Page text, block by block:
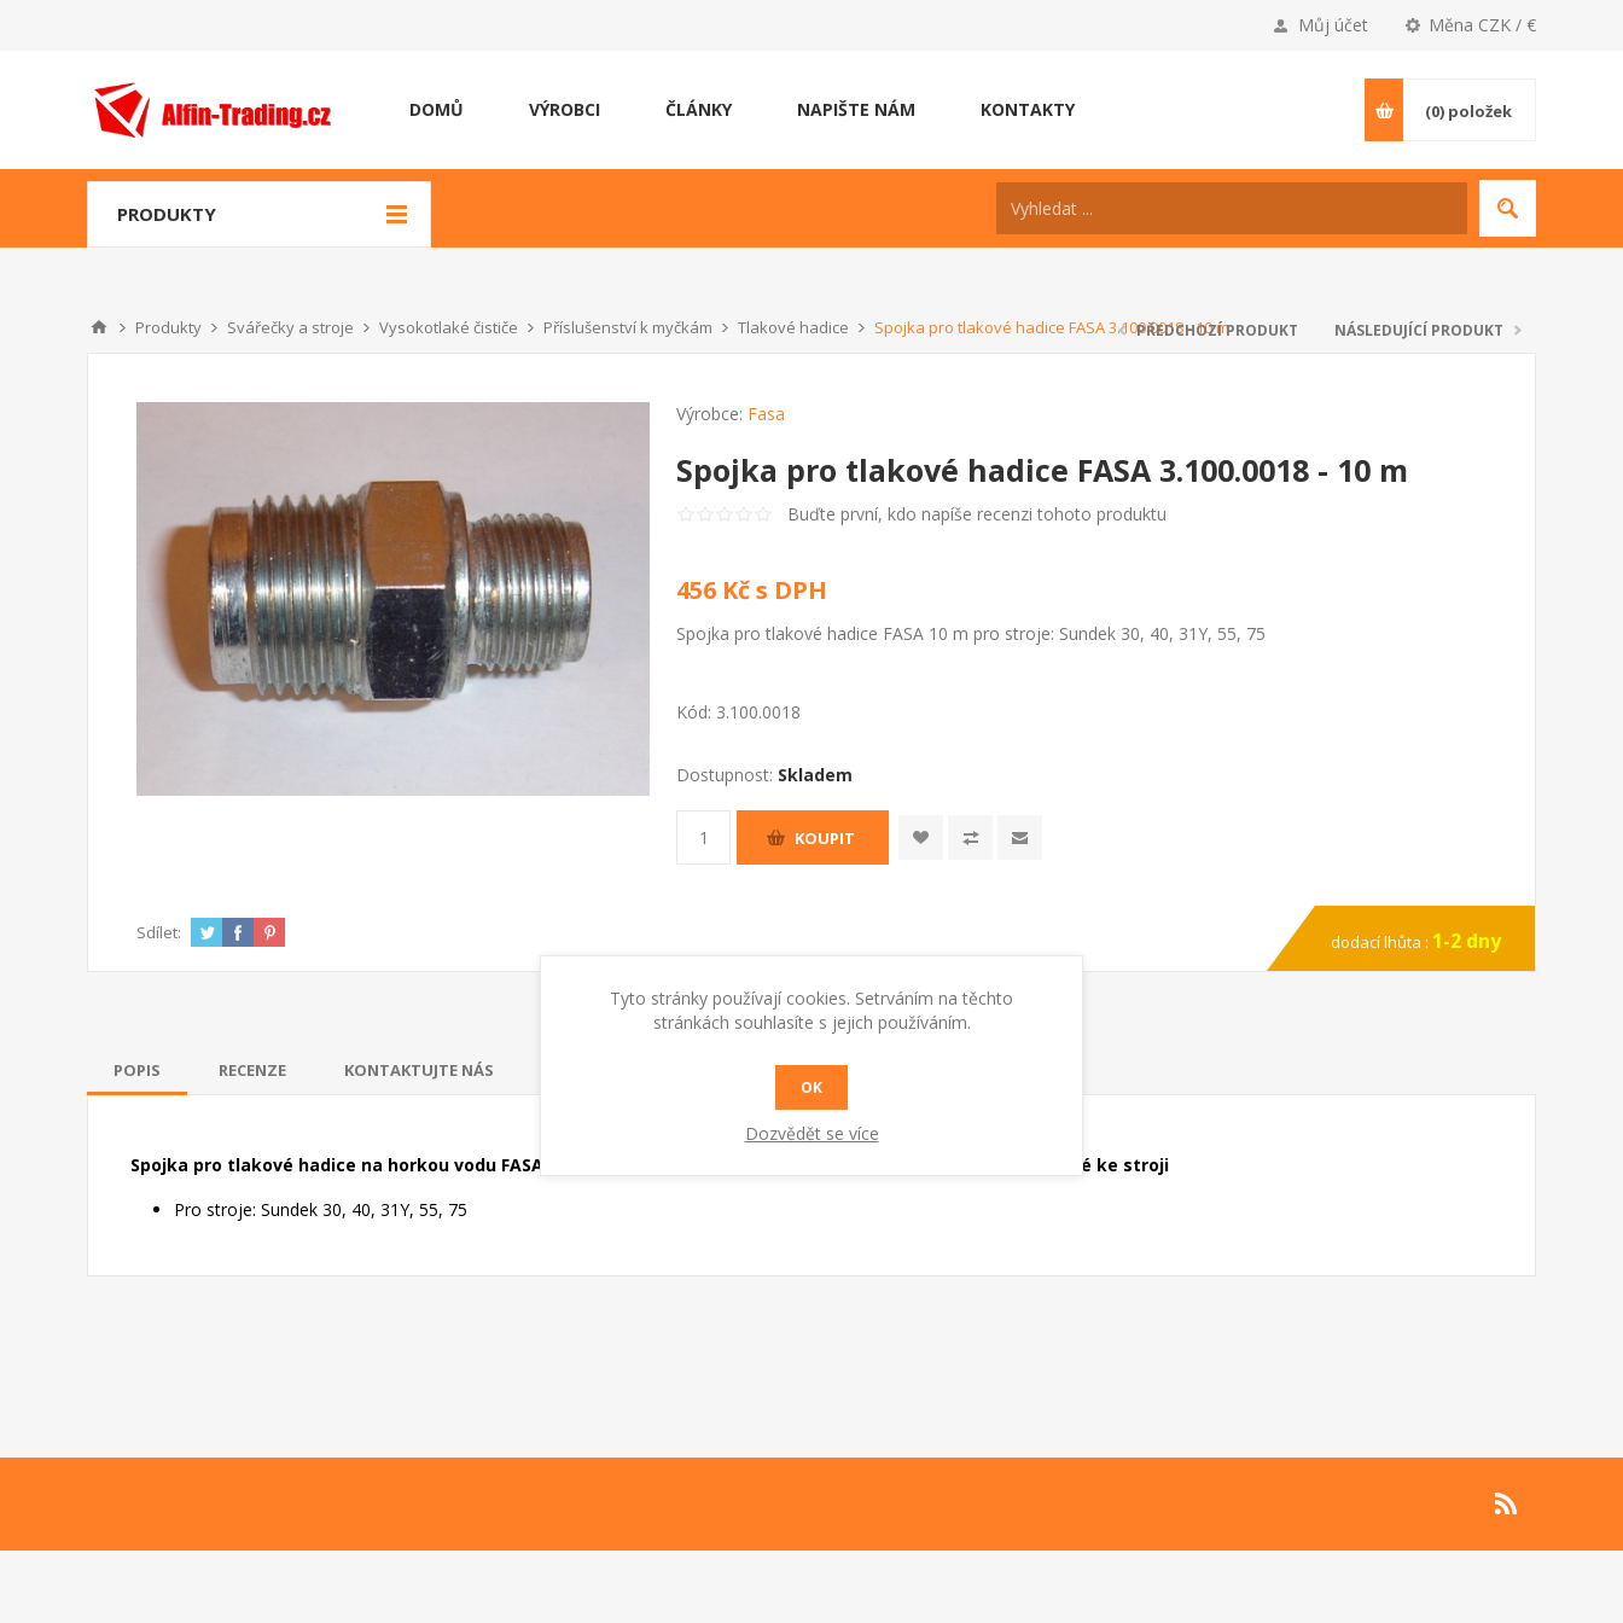
Měna CZK / €
Můj účet
DOMŮ VÝROBCI ČLÁNKY NAPIŠTE NÁM KONTAKTY (0) položek
PRODUKTY
Produkty Svářečky a stroje Vysokotlaké čističe Příslušenství k myčkám Tlakové hadice Spojka pro tlakové hadice FASA 3.100.0018 - 10 m
PŘEDCHOZÍ PRODUKT NÁSLEDUJÍCÍ PRODUKT
Výrobce: Fasa
Spojka pro tlakové hadice FASA 3.100.0018 - 10 m
Buďte první, kdo napíše recenzi tohoto produktu
456 Kč s DPH
Spojka pro tlakové hadice FASA 10 m pro stroje: Sundek 30, 40, 31Y, 55, 75
Kód: 3.100.0018
Dostupnost: Skladem
KOUPIT
Sdílet: dodací lhůta : 1-2 dny
POPIS RECENZE KONTAKTUJTE NÁS
Spojka pro tlakové hadice na horkou vodu FASA 10 m, touto spojkou se dají spojit standardní hadice dodávané ke stroji
Pro stroje: Sundek 30, 40, 31Y, 55, 75
Tyto stránky používají cookies. Setrváním na těchto
stránkách souhlasíte s jejich používáním.
OK
Dozvědět se více